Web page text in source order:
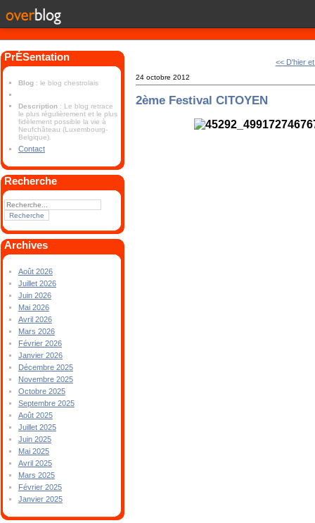
PrÉSentation
Blog : le blog chestrolais
Description : Le blog retrace
le plus régulièrement et le plus
fidèlement possible la vie à
Neufchâteau (Luxembourg-
Belgique).
Contact
Recherche
Archives
Août 2026
Juillet 2026
Juin 2026
Mai 2026
Avril 2026
Mars 2026
Février 2026
Janvier 2026
Décembre 2025
Novembre 2025
Octobre 2025
Septembre 2025
Août 2025
Juillet 2025
Juin 2025
Mai 2025
Avril 2025
Mars 2025
Février 2025
Janvier 2025
<< D'hier
24 octobre 2012
2ème Festival CITOYEN